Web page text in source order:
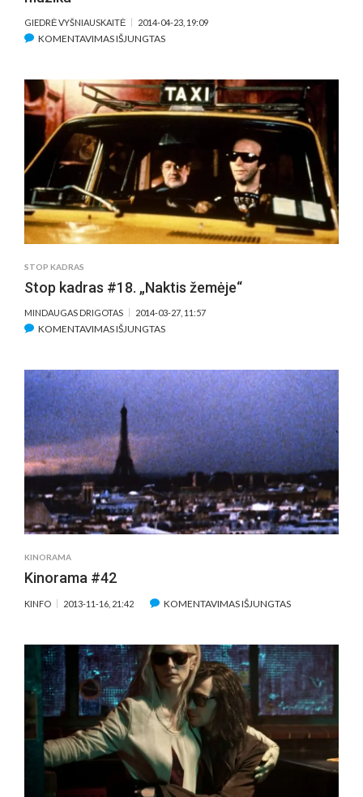
GIEDRĖ VYŠNIAUSKAITĖ 2014-04-23, 19:09
KOMENTAVIMAS IŠJUNGTASĮRAŠE
#25.
MEILĖS,
IR
MIRTIES
MUZIKA
STOP KADRAS
Stop kadras #18. „Naktis žemėje“
MINDAUGAS DRIGOTAS 2014-03-27, 11:57
KOMENTAVIMAS IŠJUNGTASĮRAŠE
#18.
„NAKTIS
ŽEMĖJE“
KINORAMA
Kinorama #42
KINFO 2013-11-16, 21:42 KOMENTAVIMAS IŠJUNGTASĮRAŠE